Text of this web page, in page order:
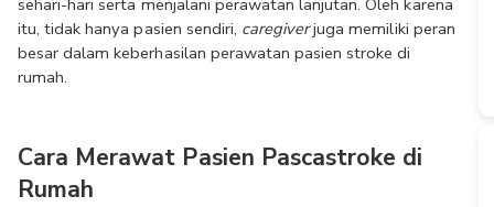
sehari-hari serta menjalani perawatan lanjutan. Oleh karena
itu, tidak hanya pasien sendiri, caregiver juga memiliki peran
besar dalam keberhasilan perawatan pasien stroke di
rumah.
Cara Merawat Pasien Pascastroke di
Rumah